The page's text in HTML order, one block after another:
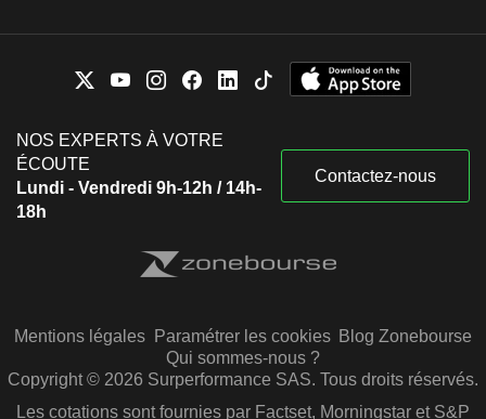
NOS EXPERTS À VOTRE
ÉCOUTE
Lundi - Vendredi 9h-12h / 14h-
18h
Contactez-nous
Mentions légales Paramétrer les cookies Blog Zonebourse
Qui sommes-nous ?
Copyright © 2026 Surperformance SAS. Tous droits réservés.
Les cotations sont fournies par Factset, Morningstar et S&P